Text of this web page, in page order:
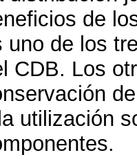
de
uno de los
CDB. Los
utilización